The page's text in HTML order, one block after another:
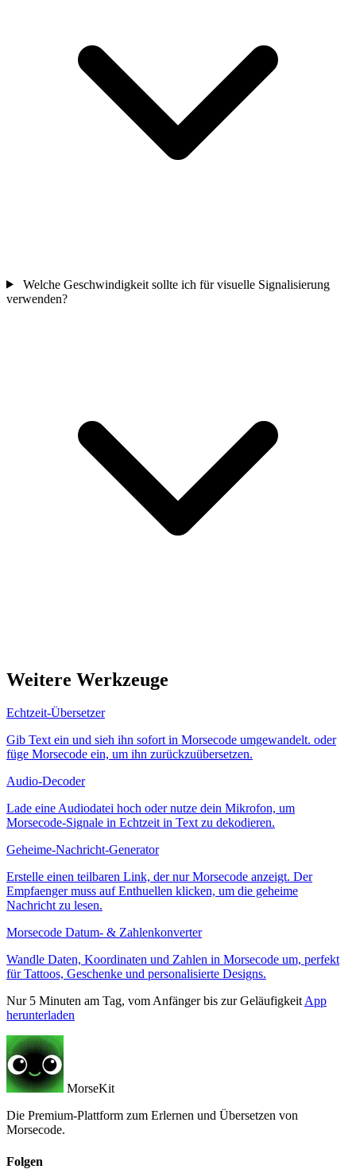
Welche Geschwindigkeit sollte ich für visuelle Signalisierung
verwenden?
Weitere Werkzeuge
Echtzeit-Übersetzer
Gib Text ein und sieh ihn sofort in Morsecode umgewandelt. oder
füge Morsecode ein, um ihn zurückzuübersetzen.
Audio-Decoder
Lade eine Audiodatei hoch oder nutze dein Mikrofon, um
Morsecode-Signale in Echtzeit in Text zu dekodieren.
Geheime-Nachricht-Generator
Erstelle einen teilbaren Link, der nur Morsecode anzeigt. Der
Empfaenger muss auf Enthuellen klicken, um die geheime
Nachricht zu lesen.
Morsecode Datum- & Zahlenkonverter
Wandle Daten, Koordinaten und Zahlen in Morsecode um, perfekt
für Tattoos, Geschenke und personalisierte Designs.
Nur 5 Minuten am Tag, vom Anfänger bis zur GeläufigkeitApp
herunterladen
MorseKit
Die Premium-Plattform zum Erlernen und Übersetzen von
Morsecode.
Folgen